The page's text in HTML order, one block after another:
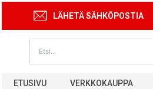
sisältöön
LÄHETÄ SÄHKÖPOSTIA
ETUSIVU VERKKOKAUPPA